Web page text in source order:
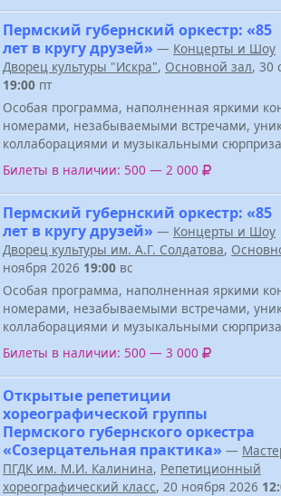
Пермский губернский оркестр: «85
лет в кругу друзей» — Концерты и Шоу
Дворец культуры "Искра", Основной зал, 30
19:00 пт
Особая программа, наполненная яркими
номерами, незабываемыми встречами,
коллаборациями и музыкальными
Билеты в наличии: 500 — 2 000
Пермский губернский оркестр: «85
лет в кругу друзей» — Концерты и Шоу
Дворец культуры им. А.Г. Солдатова,
ноября 2026 19:00 вс
Особая программа, наполненная яркими
номерами, незабываемыми встречами,
коллаборациями и музыкальными
Билеты в наличии: 500 — 3 000
Открытые репетиции
хореографической группы
Пермского губернского оркестра
«Созерцательная практика» —
ПГДК им. М.И. Калинина, Репетиционный
хореографический класс, 20 ноября 2026